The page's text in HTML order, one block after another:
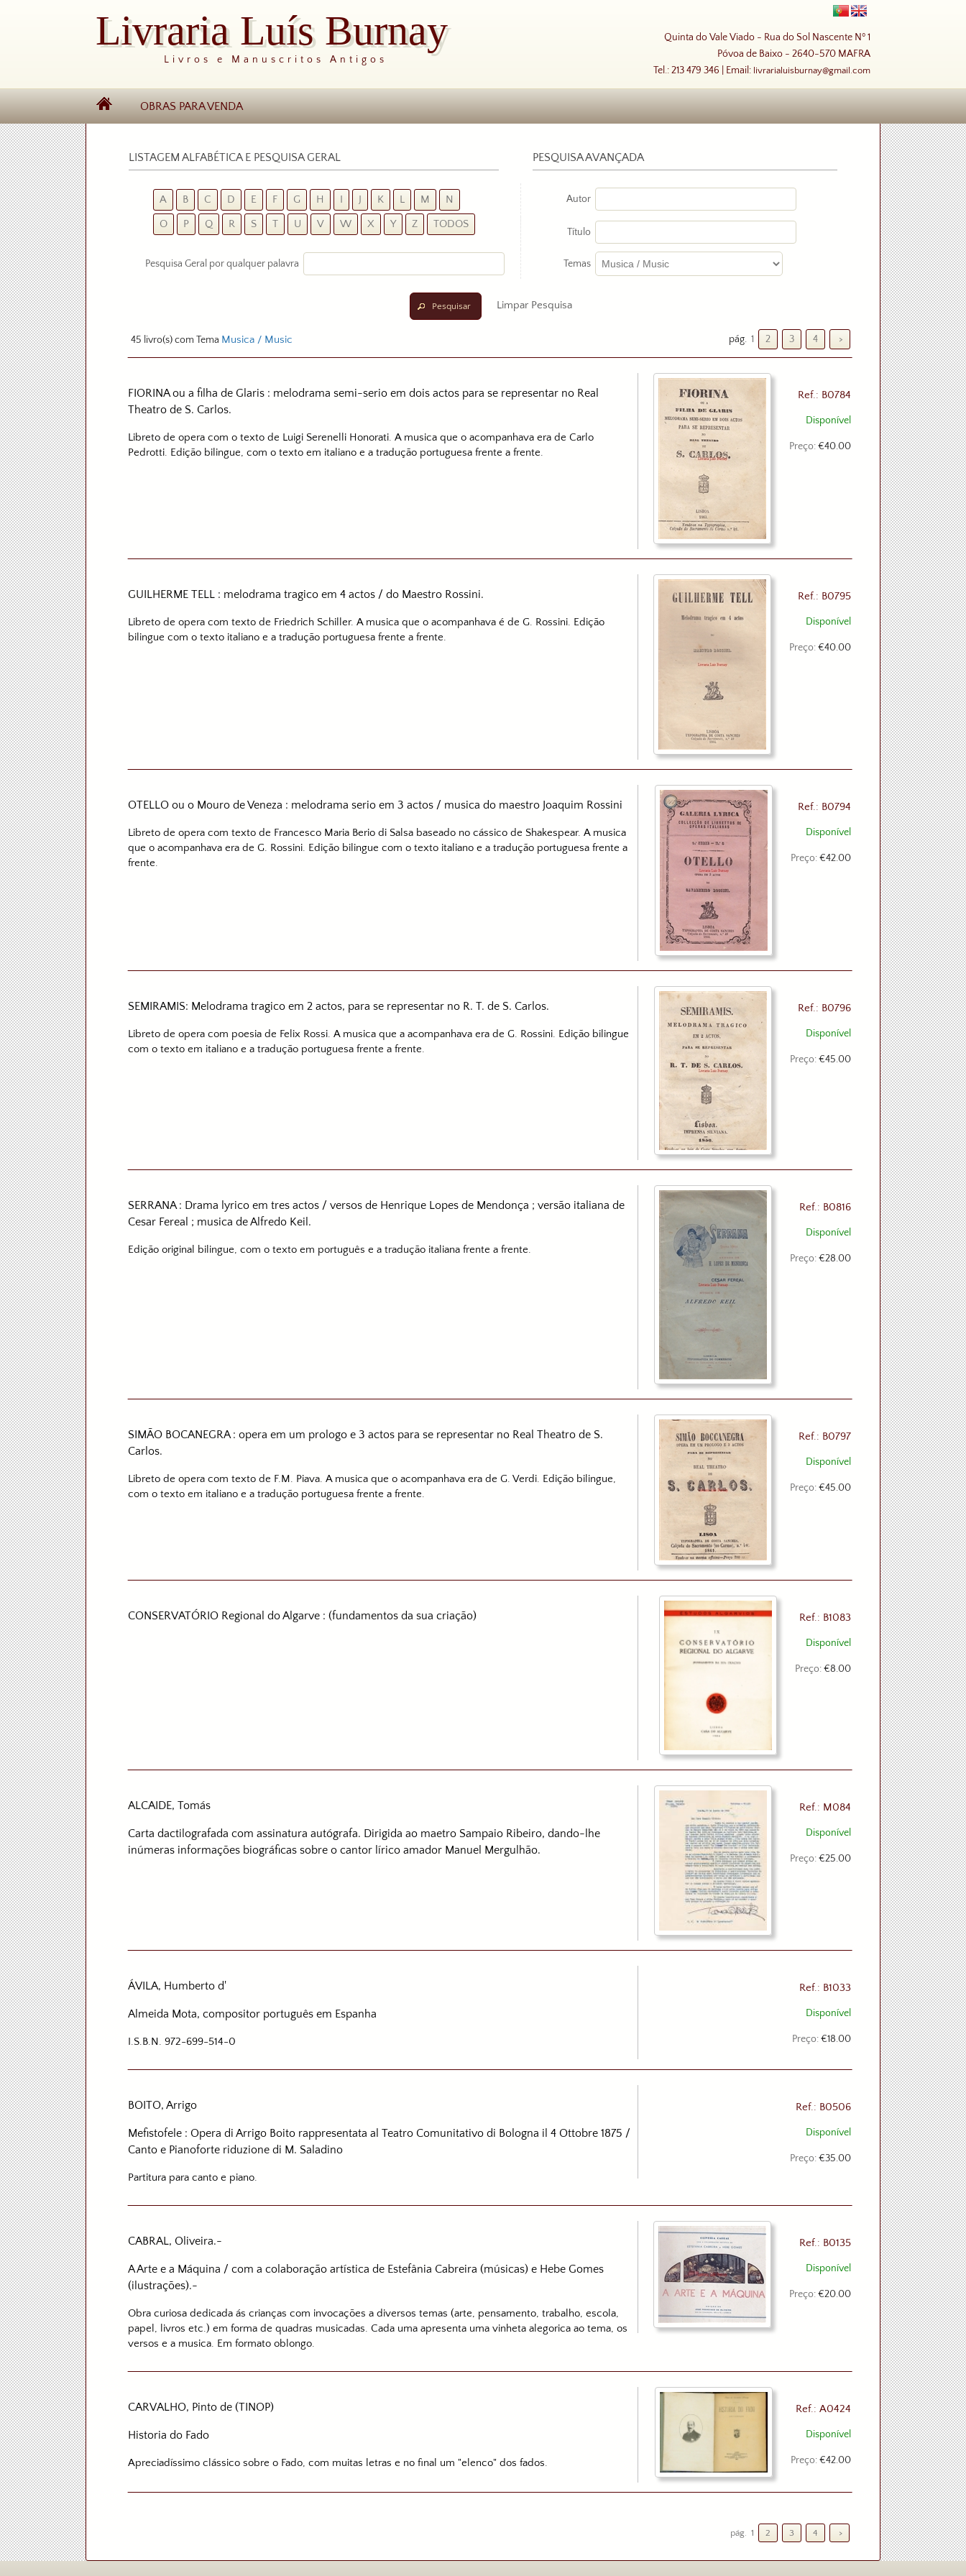
Livraria Luís Burnay
Livros e Manuscritos Antigos
Quinta do Vale Viado - Rua do Sol Nascente Nº 1
Póvoa de Baixo - 2640-570 MAFRA
Tel.: 213 479 346 | Email: livrarialuisburnay@gmail.com
OBRAS PARA VENDA
LISTAGEM ALFABÉTICA E PESQUISA GERAL PESQUISA AVANÇADA
A B C D E F G H K L M N
O P Q R S T U V W X Y Z TODOS
Autor
Título
Pesquisa Geral por qualquer palavra Temas
Pesquisar Limpar Pesquisa
pág. 1 2 3 4 >
45 livro(s) com Tema Musica / Music
FIORINA ou a filha de Glaris : melodrama semi-serio em dois actos para se representar no Real
Theatro de S. Carlos.
Libreto de opera com o texto de Luigi Serenelli Honorati. A musica que o acompanhava era de Carlo
Pedrotti. Edição bilingue, com o texto em italiano e a tradução portuguesa frente a frente.
Ref.: B0784
Disponível
Preço:€40.00
GUILHERME TELL : melodrama tragico em 4 actos / do Maestro Rossini.
Libreto de opera com texto de Friedrich Schiller. A musica que o acompanhava é de G. Rossini. Edição
bilingue com o texto italiano e a tradução portuguesa frente a frente.
Ref.: B0795
Disponível
Preço:€40.00
OTELLO ou o Mouro de Veneza : melodrama serio em 3 actos / musica do maestro Joaquim Rossini
Libreto de opera com texto de Francesco Maria Berio di Salsa baseado no cássico de Shakespear. A musica
que o acompanhava era de G. Rossini. Edição bilingue com o texto italiano e a tradução portuguesa frente a
frente.
Ref.: B0794
Disponível
Preço:€42.00
SEMIRAMIS: Melodrama tragico em 2 actos, para se representar no R. T. de S. Carlos.
Libreto de opera com poesia de Felix Rossi. A musica que a acompanhava era de G. Rossini. Edição bilingue
com o texto em italiano e a tradução portuguesa frente a frente.
Ref.: B0796
Disponível
Preço:€45.00
SERRANA : Drama lyrico em tres actos / versos de Henrique Lopes de Mendonça ; versão italiana de
Cesar Fereal ; musica de Alfredo Keil.
Edição original bilingue, com o texto em português e a tradução italiana frente a frente.
Ref.: B0816
Disponível
Preço:€28.00
SIMÃO BOCANEGRA : opera em um prologo e 3 actos para se representar no Real Theatro de S.
Carlos.
Libreto de opera com texto de F.M. Piava. A musica que o acompanhava era de G. Verdi. Edição bilingue,
com o texto em italiano e a tradução portuguesa frente a frente.
Ref.: B0797
Disponível
Preço:€45.00
CONSERVATÓRIO Regional do Algarve : (fundamentos da sua criação) Ref.: B1083
Disponível
Preço:€8.00
ALCAIDE, Tomás
Carta dactilografada com assinatura autógrafa. Dirigida ao maetro Sampaio Ribeiro, dando-lhe
inúmeras informações biográficas sobre o cantor lírico amador Manuel Mergulhão.
Ref.: M084
Disponível
Preço:€25.00
ÁVILA, Humberto d'
Almeida Mota, compositor português em Espanha
I.S.B.N. 972-699-514-0
Ref.: B1033
Disponível
Preço:€18.00
BOITO, Arrigo
Mefistofele : Opera di Arrigo Boito rappresentata al Teatro Comunitativo di Bologna il 4 Ottobre 1875 /
Canto e Pianoforte riduzione di M. Saladino
Partitura para canto e piano.
Ref.: B0506
Disponível
Preço:€35.00
CABRAL, Oliveira.-
A Arte e a Máquina / com a colaboração artística de Estefânia Cabreira (músicas) e Hebe Gomes
(ilustrações).-
Obra curiosa dedicada ás crianças com invocações a diversos temas (arte, pensamento, trabalho, escola,
papel, livros etc.) em forma de quadras musicadas. Cada uma apresenta uma vinheta alegorica ao tema, os
versos e a musica. Em formato oblongo.
Ref.: B0135
Disponível
Preço:€20.00
CARVALHO, Pinto de (TINOP)
Historia do Fado
Apreciadíssimo clássico sobre o Fado, com muitas letras e no final um "elenco" dos fados.
Ref.: A0424
Disponível
Preço:€42.00
pág. 1 2 3 4 >